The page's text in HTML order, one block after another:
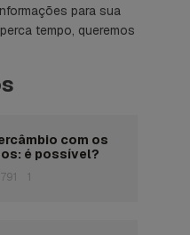
para sua
tempo, queremos
com os
é possível?
1